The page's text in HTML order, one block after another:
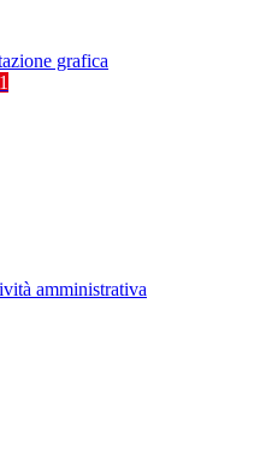
grafica
1
amministrativa